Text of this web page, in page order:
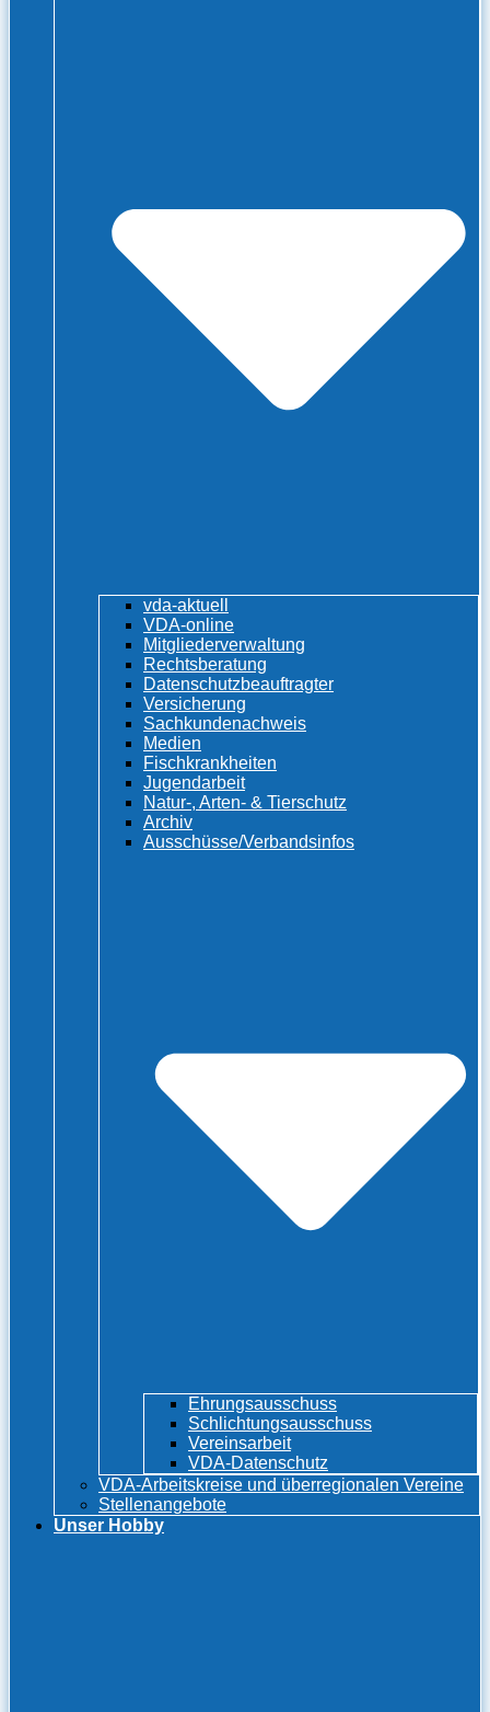
vda-aktuell
VDA-online
Mitgliederverwaltung
Rechtsberatung
Datenschutzbeauftragter
Versicherung
Sachkundenachweis
Medien
Fischkrankheiten
Jugendarbeit
Natur-, Arten- & Tierschutz
Archiv
Ausschüsse/Verbandsinfos
Ehrungsausschuss
Schlichtungsausschuss
Vereinsarbeit
VDA-Datenschutz
VDA-Arbeitskreise und überregionalen Vereine
Stellenangebote
Unser Hobby